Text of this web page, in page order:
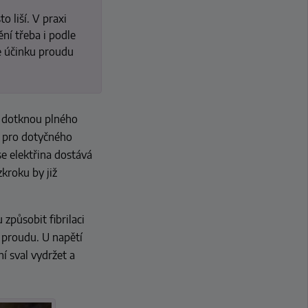
liší. V praxi
třeba i podle
účinku proudu
plného
dotyčného
elektřina dostává
by již
způsobit fibrilaci
U napětí
sval vydržet a